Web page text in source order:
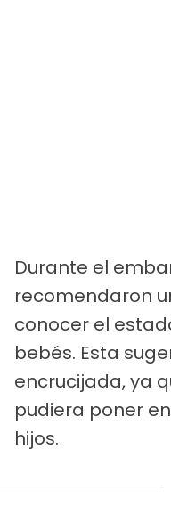
Durante el
recomendaron
conocer el
bebés. Esta
encrucijada, ya
pudiera poner
hijos.